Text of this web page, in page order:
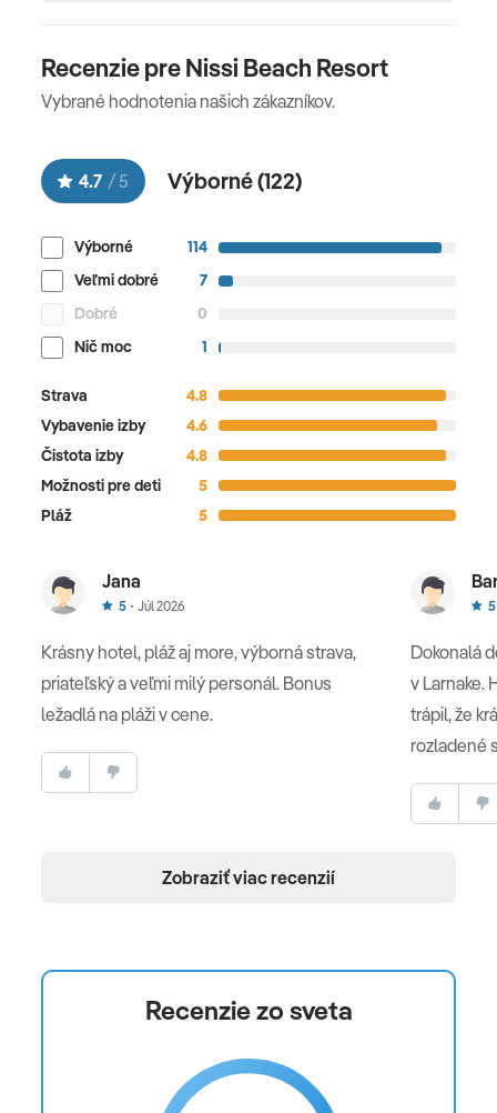
Recenzie pre Nissi Beach Resort
Vybrané hodnotenia našich zákazníkov.
4.7 /5 Výborné (122)
Výborné
114
Veľmi dobré
7
Dobré
0
Nič moc
1
Strava
4.8
Vybavenie izby
4.6
Čistota izby
4.8
Možnosti pre deti
5
Pláž
5
Jana
5 Júl 2026
Krásny hotel, pláž aj more, výborná strava,
priateľský a veľmi milý personál. Bonus
ležadlá na pláži v cene.
5
Dokonalá
v Larnake.
trápil, že
rozladené
Zobraziť viac recenzií
Recenzie zo sveta